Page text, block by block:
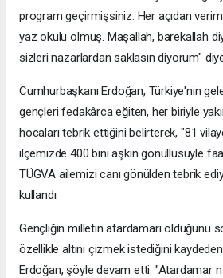
program geçirmişsiniz. Her açıdan
yaz okulu olmuş. Maşallah, barekallah
sizleri nazarlardan saklasın diyorum"
Cumhurbaşkanı Erdoğan, Türkiye'nin
gençleri fedakârca eğiten, her biriyle
hocaları tebrik ettiğini belirterek, "81
ilçemizde 400 bini aşkın gönüllüsüyle
TÜGVA ailemizi canı gönülden tebrik
kullandı.
Gençliğin milletin atardamarı olduğunu
özellikle altını çizmek istediğini
Erdoğan, şöyle devam etti: "Atardamar